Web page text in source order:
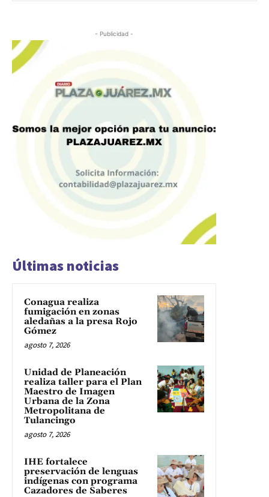
- Publicidad -
Últimas noticias
Conagua realiza
fumigación en zonas
aledañas a la presa Rojo
Gómez
agosto 7, 2026
Unidad de Planeación
realiza taller para el Plan
Maestro de Imagen
Urbana de la Zona
Metropolitana de
Tulancingo
agosto 7, 2026
IHE fortalece
preservación de lenguas
indígenas con programa
Cazadores de Saberes